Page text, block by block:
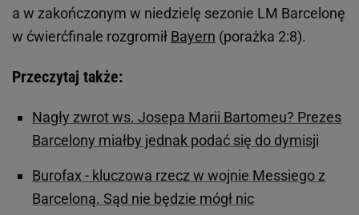
a w zakończonym w niedzielę sezonie LM Barcelonę
w ćwierćfinale rozgromił Bayern (porażka 2:8).
Przeczytaj także:
Nagły zwrot ws. Josepa Marii Bartomeu? Prezes
Barcelony miałby jednak podać się do dymisji
Burofax - kluczowa rzecz w wojnie Messiego z
Barceloną. Sąd nie będzie mógł nic